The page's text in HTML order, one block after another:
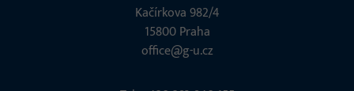
Kačírkova 982/4
15800 Praha
office@g-u.cz